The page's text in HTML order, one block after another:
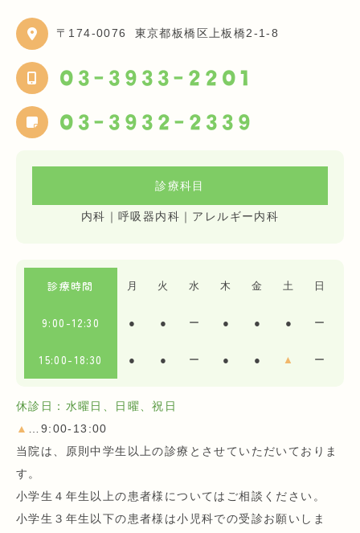
〒174-0076 東京都板橋区上板橋2-1-8
03-3933-2201
03-3932-2339
診療科目
内科｜呼吸器内科｜アレルギー内科
診療時間 月 火 水 木 金 土 日
9:00-12:30 ● ● ー ● ● ● ー
15:00-18:30 ● ● ー ● ● ▲ ー
休診日：水曜日、日曜、祝日
▲
…9:00-13:00
当院は、原則中学生以上の診療とさせていただいておりま
す。
小学生４年生以上の患者様についてはご相談ください。
小学生３年生以下の患者様は小児科での受診お願いしま